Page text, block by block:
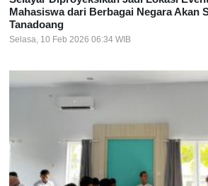
Mahasiswa dari Berbagai Negara Akan
Tanadoang
Selasa, 10 Feb 2026 06:34 WIB